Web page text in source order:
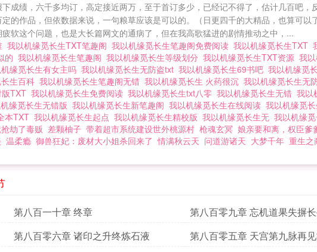
下成绩，六千多均订，高定接近两万，至于首订多少，已经记不得了，估计几百吧
的作品，但依数据来说，一句粮草应该是可以的。（日更四千的大精品，也算可
软这个问题，也是大长篇网文的通病了，但在我高歌猛进的剧情推动之中，...
我以机缘觅长生TXT笔趣阁 我以机缘觅长生笔趣阁免费阅读 我以机缘觅长生TXT
的 我以机缘觅长生笔趣阁 我以机缘觅长生等级划分 我以机缘觅长生TXT资源 我
缘觅长生有女主吗 我以机缘觅长生无防盗txt 我以机缘觅长生69书吧 我以机缘觅
生百科 我以机缘觅长生笔趣阁无错 我以机缘觅长生 火药很沉 我以机缘觅长生无
TXT 我以机缘觅长生免费阅读 我以机缘觅长生txt八零 我以机缘觅长生无错 我以
缘觅长生无错版 我以机缘觅长生新笔趣阁 我以机缘觅长生在线阅读 我以机缘觅
本TXT 我以机缘觅长生起点 我以机缘觅长生精校版 我以机缘觅长生无 我以机缘
劫了毒贩 差颗柚子 带着超市系统建设世外桃源村 枪魂玄冥 娘亲要和离，权臣爹
温柔瘾 御兽狂妃：废材大小姐杀回来了 情满秋云天 问道游诸天 大梦千年 重生之
第八百一十章 终章
第八百零九章 忘机道果失摒
液
第八百零六章 诸印之升终炼石液 第八百零五章 天宫第九脉再